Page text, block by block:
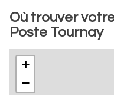
Où trouver
Poste Tournay
+
−